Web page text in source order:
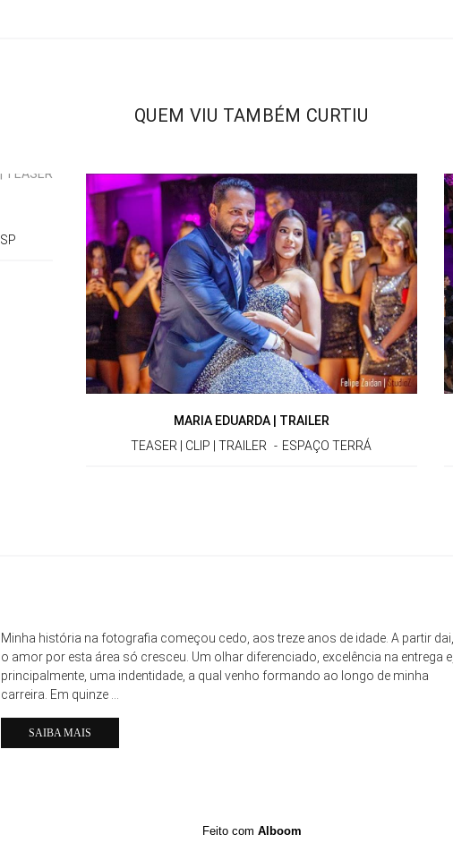
QUEM VIU TAMBÉM CURTIU
MARIA EDUARDA | TRAILER
TEASER | CLIP | TRAILER
ESPAÇO TERRÁ
Minha história na fotografia começou cedo, aos treze anos de idade. A partir dai,
o amor por esta área só cresceu. Um olhar diferenciado, excelência na entrega e,
principalmente, uma indentidade, a qual venho formando ao longo de minha
carreira. Em quinze ...
SAIBA MAIS
Feito com Alboom